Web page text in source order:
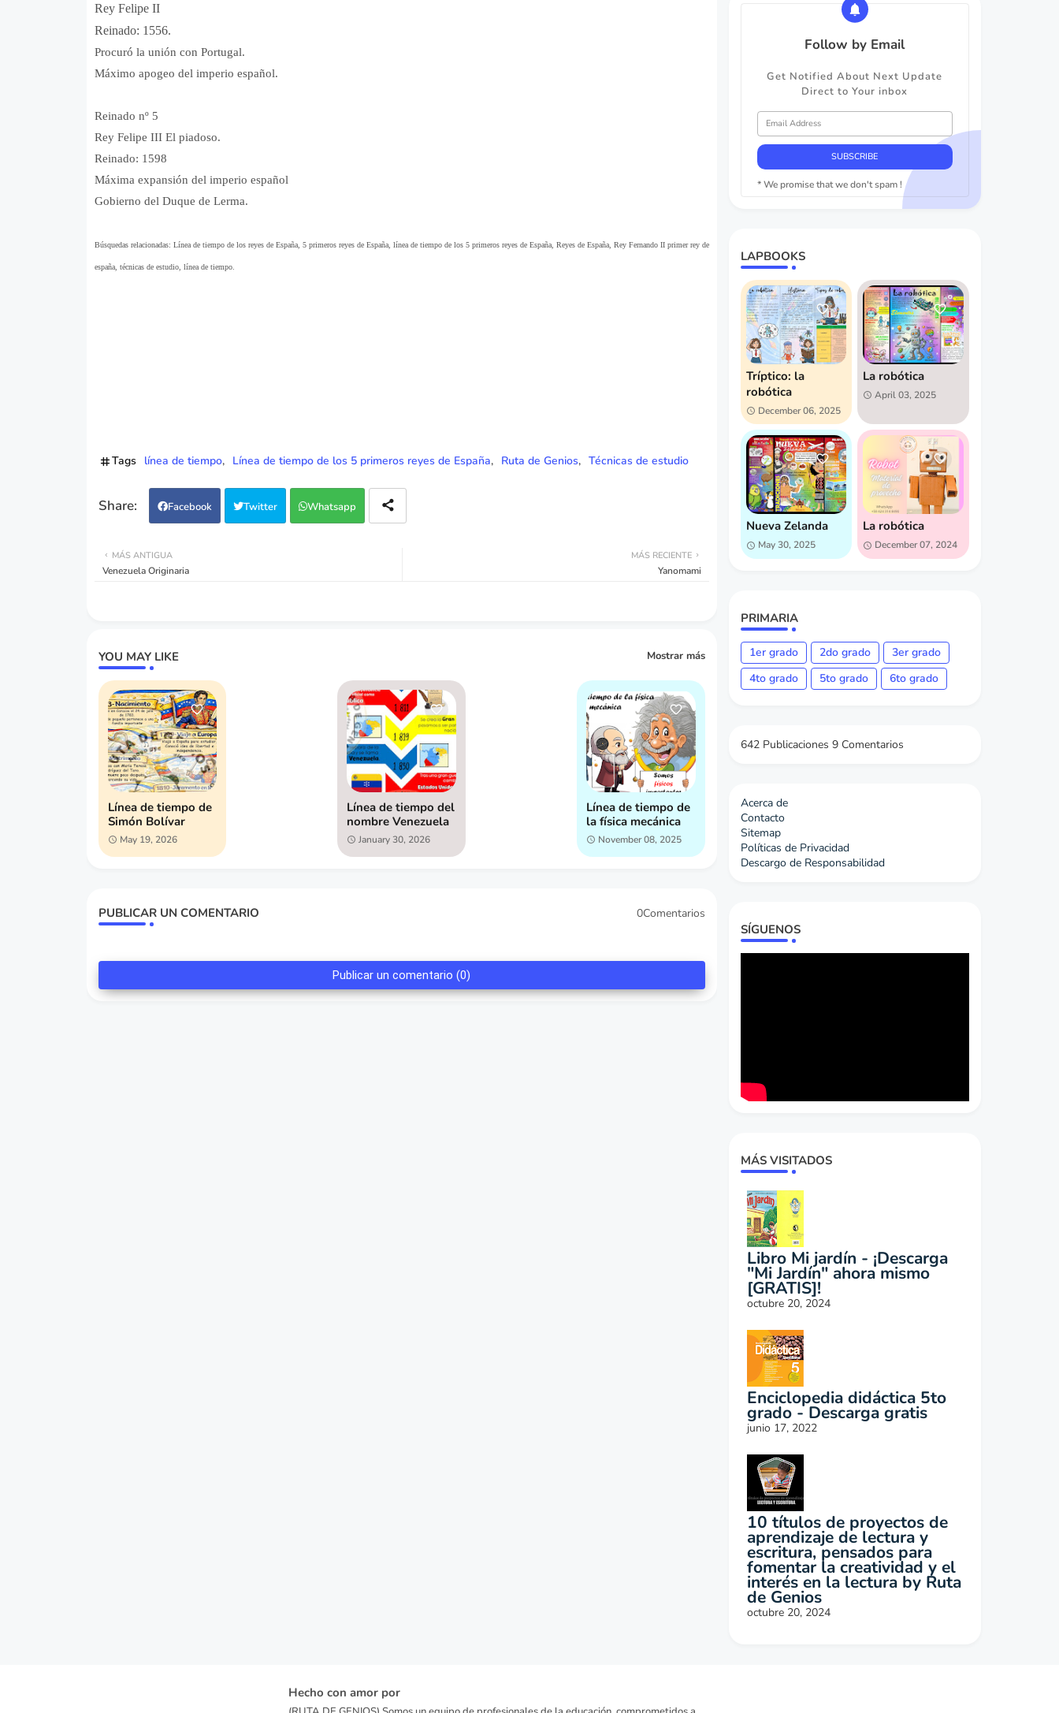
Rey Felipe II
Reinado: 1556.
Procuró la unión con Portugal.
Máximo apogeo del imperio español.
Reinado nº 5
Rey Felipe III El piadoso.
Reinado: 1598
Máxima expansión del imperio español
Gobierno del Duque de Lerma.
Búsquedas relacionadas: Línea de tiempo de los reyes de España, 5 primeros reyes de España, línea de tiempo de los 5 primeros reyes de España, Reyes de España, Rey Fernando II primer rey de
españa, técnicas de estudio, línea de tiempo.
Tags línea de tiempo Línea de tiempo de los 5 primeros reyes de España Ruta de Genios Técnicas de estudio
Facebook Twitter Whatsapp
MÁS RECIENTE
Yanomami
MÁS ANTIGUA
Venezuela Originaria
YOU MAY LIKE Mostrar más
Línea de tiempo de
Simón Bolívar
May 19, 2026
Línea de tiempo del
nombre Venezuela
January 30, 2026
Línea de tiempo de
la física mecánica
November 08, 2025
PUBLICAR UN COMENTARIO 0Comentarios
Publicar un comentario (0)
Follow by Email
Get Notified About Next Update
Direct to Your inbox
* We promise that we don't spam !
LAPBOOKS
Tríptico: la
robótica
December 06, 2025
La robótica
April 03, 2025
Nueva Zelanda
May 30, 2025
La robótica
December 07, 2024
PRIMARIA
1er grado 2do grado
3er grado
4to grado
5to grado 6to grado
642 Publicaciones 9 Comentarios
Acerca de
Contacto
Sitemap
Políticas de Privacidad
Descargo de Responsabilidad
SÍGUENOS
MÁS VISITADOS
Libro Mi jardín - ¡Descarga
"Mi Jardín" ahora mismo
[GRATIS]!
octubre 20, 2024
Enciclopedia didáctica 5to
grado - Descarga gratis
junio 17, 2022
10 títulos de proyectos de
aprendizaje de lectura y
escritura, pensados para
fomentar la creatividad y el
interés en la lectura by Ruta
de Genios
octubre 20, 2024
Hecho con amor por